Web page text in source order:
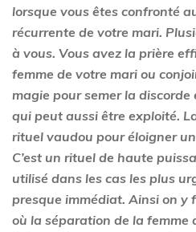
lorsque vous êtes confronté
récurrente de votre mari.
à vous. Vous avez la prière
femme de votre mari ou
magie pour semer la
qui peut aussi être exploité.
rituel vaudou pour éloigner
C’est un rituel de haute
utilisé dans les cas les plus
presque immédiat. Ainsi on y
où la séparation de la femme